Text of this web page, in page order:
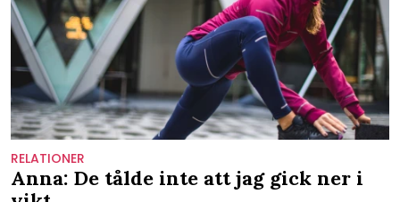
RELATIONER
Anna: De tålde inte att jag gick ner i